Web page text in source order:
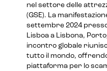
nel settore delle
(GSE). La
settembre 2024
Lisboa a Lisbona,
incontro globale
tutto il mondo,
piattaforma per lo